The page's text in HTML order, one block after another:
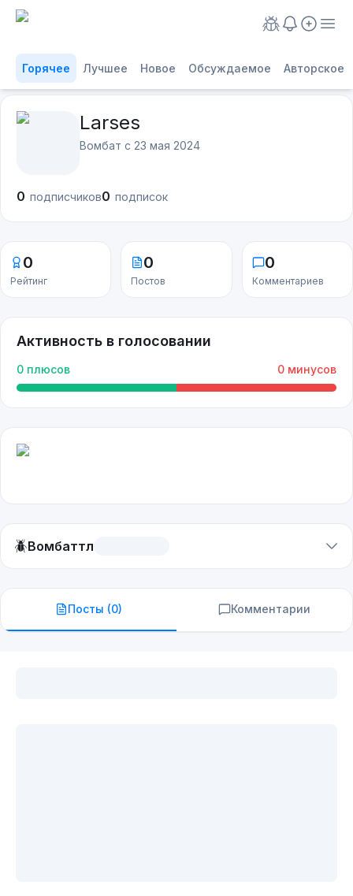
Горячее Лучшее Новое Обсуждаемое Авторское
Larses
Вомбат с 23 мая 2024
0 подписчиков0 подписок
0
Рейтинг
0
Постов
0
Комментариев
Активность в голосовании
0 плюсов 0 минусов
🪲Вомбаттл
Посты (0) Комментарии